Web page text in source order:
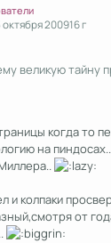
октября 200916 г
великую тайну
когда то
на пиндосах..
и колпаки
от